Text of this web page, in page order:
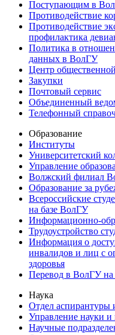
Поступающим в
Противодействие
Противодействие
профилактика
Политика в
данных в ВолГУ
Центр
Закупки
Почтовый сервис
Объединенный
Телефонный
Образование
Институты
Университетский
Управление
Волжский филиал
Образование за
Всероссийские
на базе ВолГУ
Информационно-
Трудоустройство
Информация о
инвалидов и лиц с
здоровья
Перевод в ВолГУ
Наука
Отдел аспирантуры
Управление науки и
Научные